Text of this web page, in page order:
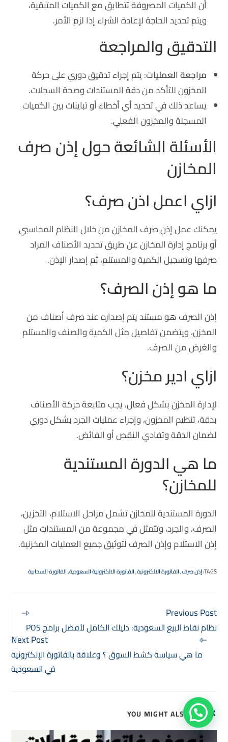
أن الكميات المصروفة تتطابق مع الكميات المتبقية،
ويتم تحديد الحاجة لإعادة الشراء إذا لزم الأمر.
التدقيق والمراجعة
مراجعة العمليات: يتم إجراء تدقيق دوري على حركة
المخزون للتأكد من دقة المستندات وصحة السجلات.
يساعد ذلك في تحديد أي أخطاء أو تباينات بين الكميات
المسجلة والمخزون الفعلي.
الأسئلة الشائعة حول إذن صرف
المخازن
ازاي اعمل اذن صرف؟
يمكنك عمل إذن صرف المخازن من خلال النظام المحاسبي
أو برنامج إدارة المخازن عن طريق تحديد الأصناف المراد
صرفها وتسجيل الكمية والمستلم، ثم إصدار الإذن.
ما هو إذن الصرف؟
إذن الصرف هو مستند يتم إصداره عند صرف أصناف من
المخزن، ويتضمن تفاصيل مثل الكمية والصنف والمستلم
والغرض من الصرف.
ازاي ادير مخزن؟
لإدارة المخزن بشكل فعال، يجب متابعة حركة الأصناف
بدقة، تنظيم المخزون، وإجراء عمليات الجرد بشكل دوري
لضمان الدقة وتفادي النقص أو الفائض.
ما هي الدورة المستندية
للمخازن؟
الدورة المستندية للمخازن تشمل مراحل الاستلام، التخزين،
الصرف، والجرد، وتتمثل في مجموعة من المستندات مثل
إذن الاستلام وإذن الصرف لتوثيق جميع العمليات المخزنية.
TAGS
:إذن صرف,الفاتورة الالكترونية,الفاتورة الالكترونية السعودية,الفاتورة السحابية
Previous Post
نظام نقاط البيع السعودية: دليلك الكامل لأفضل برامج POS
Next Post
ما هي سياسة كشط السوق ؟ وعلاقة بالفاتورة الإلكترونية
في السعودية
YOU MIGHT ALSO LIKE